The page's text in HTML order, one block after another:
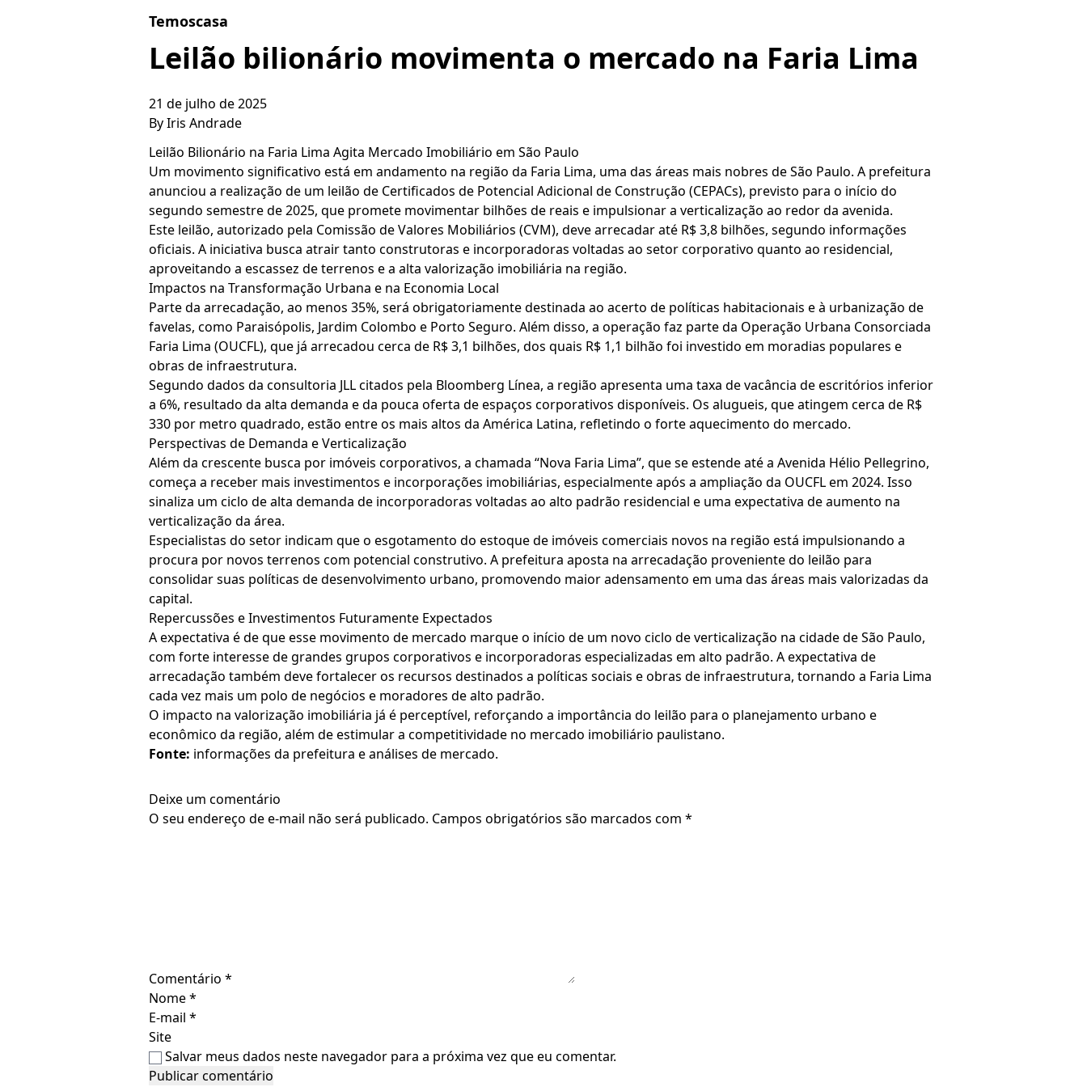
Temoscasa
Leilão bilionário movimenta o mercado na Faria Lima
21 de julho de 2025
ByIris Andrade
Leilão Bilionário na Faria Lima Agita Mercado Imobiliário em São Paulo
Um movimento significativo está em andamento na região da Faria Lima, uma das áreas mais nobres de São Paulo. A prefeitura
anunciou a realização de um leilão de Certificados de Potencial Adicional de Construção (CEPACs), previsto para o início do
segundo semestre de 2025, que promete movimentar bilhões de reais e impulsionar a verticalização ao redor da avenida.
Este leilão, autorizado pela Comissão de Valores Mobiliários (CVM), deve arrecadar até R$ 3,8 bilhões, segundo informações
oficiais. A iniciativa busca atrair tanto construtoras e incorporadoras voltadas ao setor corporativo quanto ao residencial,
aproveitando a escassez de terrenos e a alta valorização imobiliária na região.
Impactos na Transformação Urbana e na Economia Local
Parte da arrecadação, ao menos 35%, será obrigatoriamente destinada ao acerto de políticas habitacionais e à urbanização de
favelas, como Paraisópolis, Jardim Colombo e Porto Seguro. Além disso, a operação faz parte da Operação Urbana Consorciada
Faria Lima (OUCFL), que já arrecadou cerca de R$ 3,1 bilhões, dos quais R$ 1,1 bilhão foi investido em moradias populares e
obras de infraestrutura.
Segundo dados da consultoria JLL citados pela Bloomberg Línea, a região apresenta uma taxa de vacância de escritórios inferior
a 6%, resultado da alta demanda e da pouca oferta de espaços corporativos disponíveis. Os alugueis, que atingem cerca de R$
330 por metro quadrado, estão entre os mais altos da América Latina, refletindo o forte aquecimento do mercado.
Perspectivas de Demanda e Verticalização
Além da crescente busca por imóveis corporativos, a chamada “Nova Faria Lima”, que se estende até a Avenida Hélio Pellegrino,
começa a receber mais investimentos e incorporações imobiliárias, especialmente após a ampliação da OUCFL em 2024. Isso
sinaliza um ciclo de alta demanda de incorporadoras voltadas ao alto padrão residencial e uma expectativa de aumento na
verticalização da área.
Especialistas do setor indicam que o esgotamento do estoque de imóveis comerciais novos na região está impulsionando a
procura por novos terrenos com potencial construtivo. A prefeitura aposta na arrecadação proveniente do leilão para
consolidar suas políticas de desenvolvimento urbano, promovendo maior adensamento em uma das áreas mais valorizadas da
capital.
Repercussões e Investimentos Futuramente Expectados
A expectativa é de que esse movimento de mercado marque o início de um novo ciclo de verticalização na cidade de São Paulo,
com forte interesse de grandes grupos corporativos e incorporadoras especializadas em alto padrão. A expectativa de
arrecadação também deve fortalecer os recursos destinados a políticas sociais e obras de infraestrutura, tornando a Faria Lima
cada vez mais um polo de negócios e moradores de alto padrão.
O impacto na valorização imobiliária já é perceptível, reforçando a importância do leilão para o planejamento urbano e
econômico da região, além de estimular a competitividade no mercado imobiliário paulistano.
Fonte: informações da prefeitura e análises de mercado.
Deixe um comentário
O seu endereço de e-mail não será publicado. Campos obrigatórios são marcados com *
Comentário *
Nome*
E-mail *
Site
Salvar meus dados neste navegador para a próxima vez que eu comentar.